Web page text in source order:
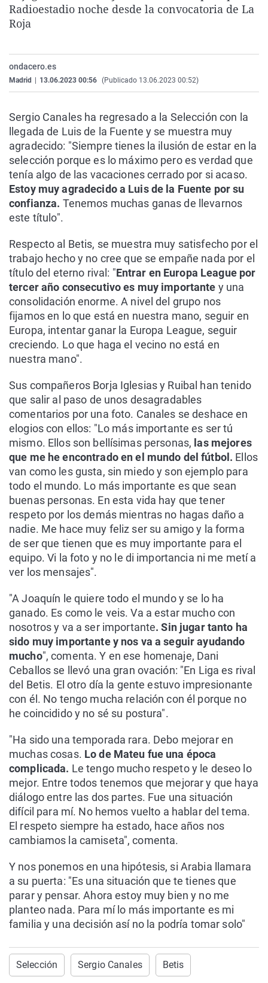
La rosa de los vientos
Como el perro y el
Caso
Equipo de
Extremadura
La Rioja
País Vasco
Virales
Elecciones
Radioestadio noche desde la convocatoria de La
Roja
ondacero.es
Madrid 13.06.2023 00:56 (Publicado 13.06.2023 00:52)
Sergio Canales ha regresado a la Selección con la
llegada de Luis de la Fuente y se muestra muy
agradecido: "Siempre tienes la ilusión de estar en la
selección porque es lo máximo pero es verdad que
tenía algo de las vacaciones cerrado por si acaso.
Estoy muy agradecido a Luis de la Fuente por su
confianza. Tenemos muchas ganas de llevarnos
este título".
Respecto al Betis, se muestra muy satisfecho por el
trabajo hecho y no cree que se empañe nada por el
título del eterno rival: "Entrar en Europa League por
tercer año consecutivo es muy importante y una
consolidación enorme. A nivel del grupo nos
fijamos en lo que está en nuestra mano, seguir en
Europa, intentar ganar la Europa League, seguir
creciendo. Lo que haga el vecino no está en
nuestra mano".
Sus compañeros Borja Iglesias y Ruibal han tenido
que salir al paso de unos desagradables
comentarios por una foto. Canales se deshace en
elogios con ellos: "Lo más importante es ser tú
mismo. Ellos son bellísimas personas, las mejores
que me he encontrado en el mundo del fútbol. Ellos
van como les gusta, sin miedo y son ejemplo para
todo el mundo. Lo más importante es que sean
buenas personas. En esta vida hay que tener
respeto por los demás mientras no hagas daño a
nadie. Me hace muy feliz ser su amigo y la forma
de ser que tienen que es muy importante para el
equipo. Vi la foto y no le di importancia ni me metí a
ver los mensajes".
"A Joaquín le quiere todo el mundo y se lo ha
ganado. Es como le veis. Va a estar mucho con
nosotros y va a ser importante. Sin jugar tanto ha
sido muy importante y nos va a seguir ayudando
mucho", comenta. Y en ese homenaje, Dani
Ceballos se llevó una gran ovación: "En Liga es rival
del Betis. El otro día la gente estuvo impresionante
con él. No tengo mucha relación con él porque no
he coincidido y no sé su postura".
"Ha sido una temporada rara. Debo mejorar en
muchas cosas. Lo de Mateu fue una época
complicada. Le tengo mucho respeto y le deseo lo
mejor. Entre todos tenemos que mejorar y que haya
diálogo entre las dos partes. Fue una situación
difícil para mí. No hemos vuelto a hablar del tema.
El respeto siempre ha estado, hace años nos
cambiamos la camiseta", comenta.
Y nos ponemos en una hipótesis, si Arabia llamara
a su puerta: "Es una situación que te tienes que
parar y pensar. Ahora estoy muy bien y no me
planteo nada. Para mí lo más importante es mi
familia y una decisión así no la podría tomar solo"
Selección Sergio Canales Betis